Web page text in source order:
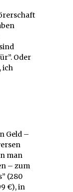
Oder
ich
Geld –
man
– zum
(280
€), in